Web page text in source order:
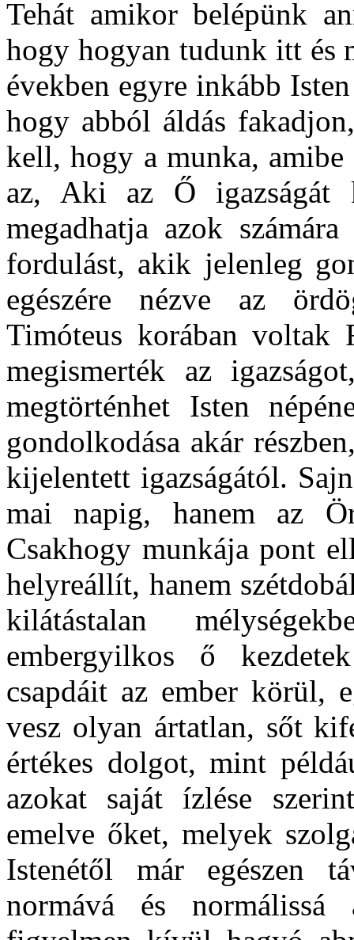
Tehát amikor belépünk
hogy hogyan tudunk itt és
években egyre inkább
hogy abból áldás
kell, hogy a munka,
az, Aki az Ő
megadhatja azok
fordulást, akik jelenleg
egészére nézve az
Timóteus korában voltak
megismerték az
megtörténhet Isten
gondolkodása akár
kijelentett igazságától.
mai napig, hanem az
Csakhogy munkája pont
helyreállít, hanem
kilátástalan
embergyilkos ő
csapdáit az ember körül,
vesz olyan ártatlan, sőt
értékes dolgot, mint
azokat saját ízlése
emelve őket, melyek
Istenétől már egészen
normává és